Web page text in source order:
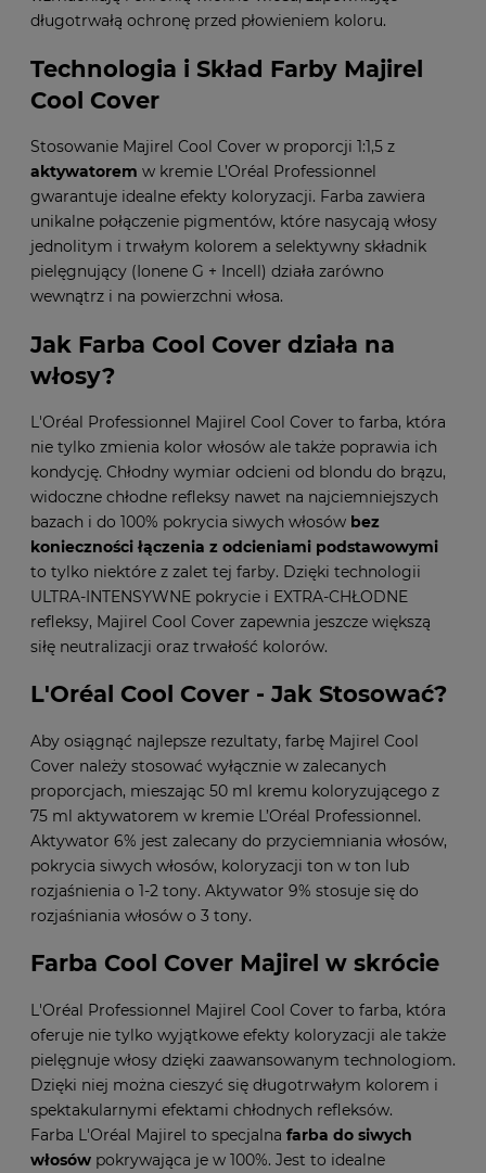
długotrwałą ochronę przed płowieniem koloru.
Technologia i Skład Farby Majirel
Cool Cover
Stosowanie Majirel Cool Cover w proporcji 1:1,5 z
aktywatorem w kremie L’Oréal Professionnel
gwarantuje idealne efekty koloryzacji. Farba zawiera
unikalne połączenie pigmentów, które nasycają włosy
jednolitym i trwałym kolorem a selektywny składnik
pielęgnujący (Ionene G + Incell) działa zarówno
wewnątrz i na powierzchni włosa.
Jak Farba Cool Cover działa na
włosy?
L'Oréal Professionnel Majirel Cool Cover to farba, która
nie tylko zmienia kolor włosów ale także poprawia ich
kondycję. Chłodny wymiar odcieni od blondu do brązu,
widoczne chłodne refleksy nawet na najciemniejszych
bazach i do 100% pokrycia siwych włosów bez
konieczności łączenia z odcieniami podstawowymi
to tylko niektóre z zalet tej farby. Dzięki technologii
ULTRA-INTENSYWNE pokrycie i EXTRA-CHŁODNE
refleksy, Majirel Cool Cover zapewnia jeszcze większą
siłę neutralizacji oraz trwałość kolorów.
L'Oréal Cool Cover - Jak Stosować?
Aby osiągnąć najlepsze rezultaty, farbę Majirel Cool
Cover należy stosować wyłącznie w zalecanych
proporcjach, mieszając 50 ml kremu koloryzującego z
75 ml aktywatorem w kremie L’Oréal Professionnel.
Aktywator 6% jest zalecany do przyciemniania włosów,
pokrycia siwych włosów, koloryzacji ton w ton lub
rozjaśnienia o 1-2 tony. Aktywator 9% stosuje się do
rozjaśniania włosów o 3 tony.
Farba Cool Cover Majirel w skrócie
L'Oréal Professionnel Majirel Cool Cover to farba, która
oferuje nie tylko wyjątkowe efekty koloryzacji ale także
pielęgnuje włosy dzięki zaawansowanym technologiom.
Dzięki niej można cieszyć się długotrwałym kolorem i
spektakularnymi efektami chłodnych refleksów.
Farba L'Oréal Majirel to specjalna farba do siwych
włosów pokrywająca je w 100%. Jest to idealne